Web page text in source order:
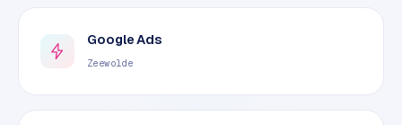
i
e
e
n
Google Ads
Zeewolde